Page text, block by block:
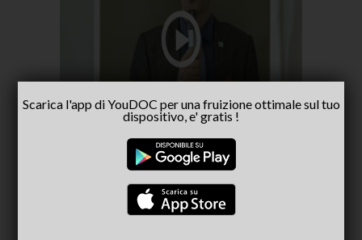
CONSIGLIATI PER TE(ACTIVE TAB)
Scarica l'app di YouDOC per una fruizione ottimale sul tuo
dispositivo, e' gratis !